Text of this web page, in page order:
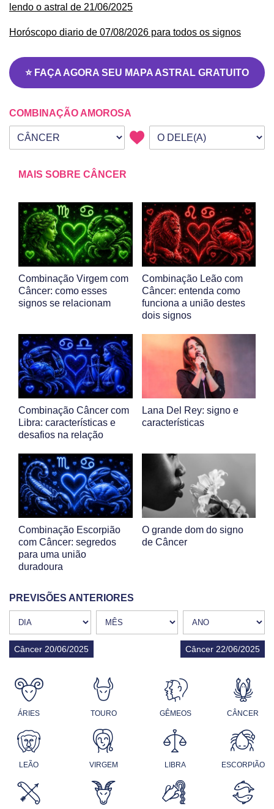
lendo o astral de 21/06/2025
Horóscopo diario de 07/08/2026 para todos os signos
⭐ FAÇA AGORA SEU MAPA ASTRAL GRATUITO
COMBINAÇÃO AMOROSA
Seu signo
Signo da outra pessoa
MAIS SOBRE CÂNCER
Combinação Virgem com
Câncer: como esses
signos se relacionam
Combinação Leão com
Câncer: entenda como
funciona a união destes
dois signos
Combinação Câncer com
Libra: características e
desafios na relação
Lana Del Rey: signo e
características
Combinação Escorpião
com Câncer: segredos
para uma união
duradoura
O grande dom do signo
de Câncer
PREVISÕES ANTERIORES
Câncer 20/06/2025 Câncer 22/06/2025
ÁRIES TOURO GÊMEOS CÂNCER
LEÃO VIRGEM LIBRA ESCORPIÃO